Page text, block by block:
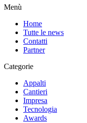
Menù
Home
Tutte le news
Contatti
Partner
Categorie
Appalti
Cantieri
Impresa
Tecnologia
Awards